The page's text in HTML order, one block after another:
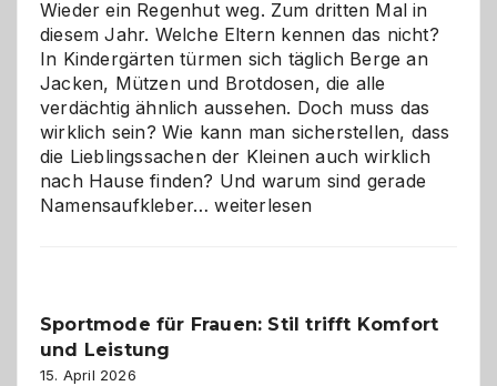
richtige
Wahl?
Wieder ein Regenhut weg. Zum dritten Mal in
diesem Jahr. Welche Eltern kennen das nicht?
In Kindergärten türmen sich täglich Berge an
Jacken, Mützen und Brotdosen, die alle
verdächtig ähnlich aussehen. Doch muss das
wirklich sein? Wie kann man sicherstellen, dass
die Lieblingssachen der Kleinen auch wirklich
nach Hause finden? Und warum sind gerade
Namensaufkleber…Namensaufkleber
gegen
weiterlesen
Sportmode für Frauen: Stil trifft Komfort
und Leistung
15. April 2026